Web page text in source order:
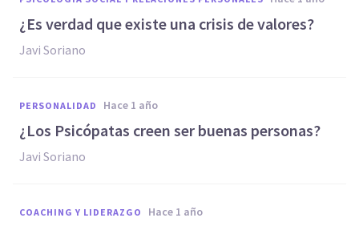
¿Es verdad que existe una crisis de valores?
Javi Soriano
PERSONALIDAD hace 1 año
¿Los Psicópatas creen ser buenas personas?
Javi Soriano
COACHING Y LIDERAZGO hace 1 año